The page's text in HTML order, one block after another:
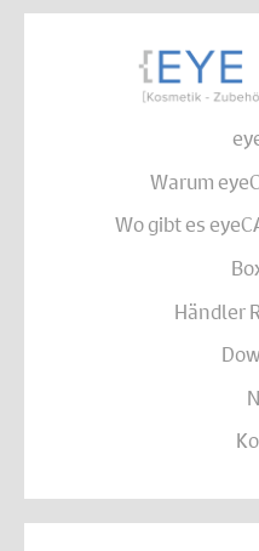
Warum
Wo gibt es
Händler